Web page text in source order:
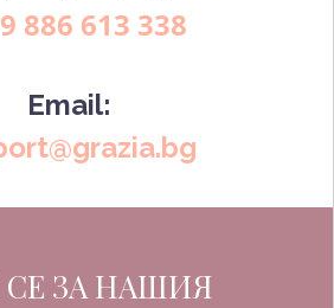
886 613 338
Email:
ЗА НАШИЯ